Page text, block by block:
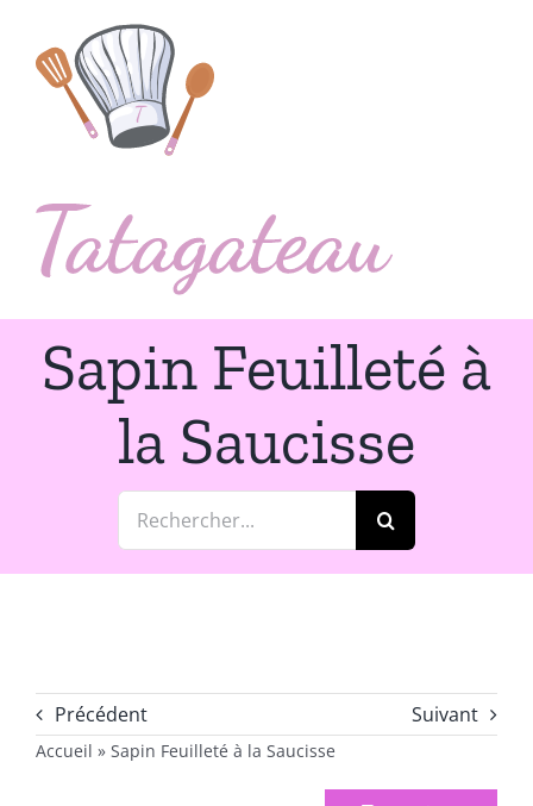
contenu
Sapin Feuilleté à
la Saucisse
Rechercher:
Précédent Suivant
Accueil » Sapin Feuilleté à la Saucisse